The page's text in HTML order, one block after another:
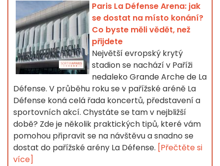
Paris La Défense Arena: jak
se dostat na místo konání?
Co byste měli vědět, než
přijdete
Největší evropský krytý
stadion se nachází v Paříži
nedaleko Grande Arche de La
Défense. V průběhu roku se v pařížské aréně La
Défense koná celá řada koncertů, představení a
sportovních akcí. Chystáte se tam v nejbližší
době? Zde je několik praktických tipů, které vám
pomohou připravit se na návštěvu a snadno se
dostat do pařížské arény La Défense. [Přečtěte si
více]